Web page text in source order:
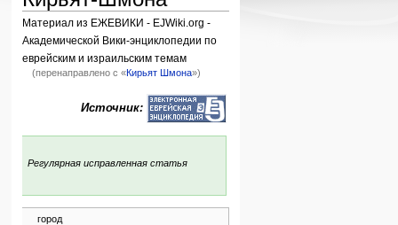
Материал из ЕЖЕВИКИ - EJWiki.org -
Академической Вики-энциклопедии по
еврейским и израильским темам
(перенаправлено с «Кирьят Шмона»)
Источник:
Регулярная исправленная статья
город